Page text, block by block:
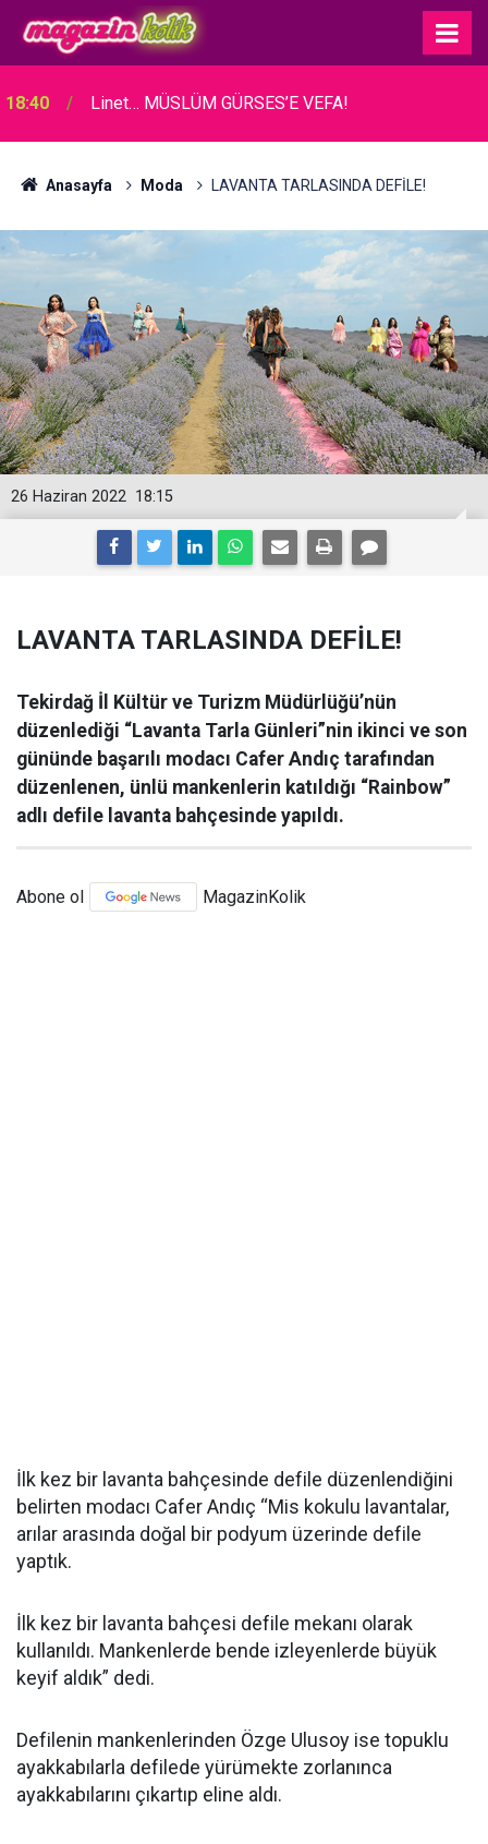
18:40 Linet… MÜSLÜM GÜRSES’E VEFA!
Anasayfa Moda LAVANTA TARLASINDA DEFİLE!
18:15
26 Haziran 2022
LAVANTA TARLASINDA DEFİLE!
Tekirdağ İl Kültür ve Turizm Müdürlüğü’nün
düzenlediği “Lavanta Tarla Günleri”nin ikinci ve son
gününde başarılı modacı Cafer Andıç tarafından
düzenlenen, ünlü mankenlerin katıldığı “Rainbow”
adlı defile lavanta bahçesinde yapıldı.
Abone ol MagazinKolik
İlk kez bir lavanta bahçesinde defile düzenlendiğini
belirten modacı Cafer Andıç “Mis kokulu lavantalar,
arılar arasında doğal bir podyum üzerinde defile
yaptık.
İlk kez bir lavanta bahçesi defile mekanı olarak
kullanıldı. Mankenlerde bende izleyenlerde büyük
keyif aldık” dedi.
Defilenin mankenlerinden Özge Ulusoy ise topuklu
ayakkabılarla defilede yürümekte zorlanınca
ayakkabılarını çıkartıp eline aldı.